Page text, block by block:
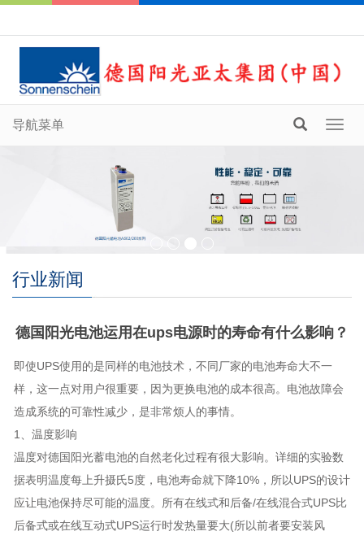
导航菜单
行业新闻
德国阳光电池运用在ups电源时的寿命有什么影响？
即使UPS使用的是同样的电池技术，不同厂家的电池寿命大不一
样，这一点对用户很重要，因为更换电池的成本很高。电池故障会
造成系统的可靠性减少，是非常烦人的事情。
1、温度影响
温度对德国阳光蓄电池的自然老化过程有很大影响。详细的实验数
据表明温度每上升摄氏5度，电池寿命就下降10%，所以UPS的设计
应让电池保持尽可能的温度。所有在线式和后备/在线混合式UPS比
后备式或在线互动式UPS运行时发热量要大(所以前者要安装风